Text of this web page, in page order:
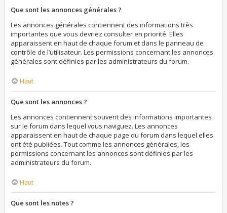
Que sont les annonces générales ?
Les annonces générales contiennent des informations très
importantes que vous devriez consulter en priorité. Elles
apparaissent en haut de chaque forum et dans le panneau de
contrôle de l’utilisateur. Les permissions concernant les annonces
générales sont définies par les administrateurs du forum.
Haut
Que sont les annonces ?
Les annonces contiennent souvent des informations importantes
sur le forum dans lequel vous naviguez. Les annonces
apparaissent en haut de chaque page du forum dans lequel elles
ont été publiées. Tout comme les annonces générales, les
permissions concernant les annonces sont définies par les
administrateurs du forum.
Haut
Que sont les notes ?